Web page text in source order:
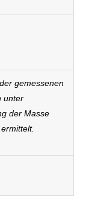
gemessenen
unter
der Masse